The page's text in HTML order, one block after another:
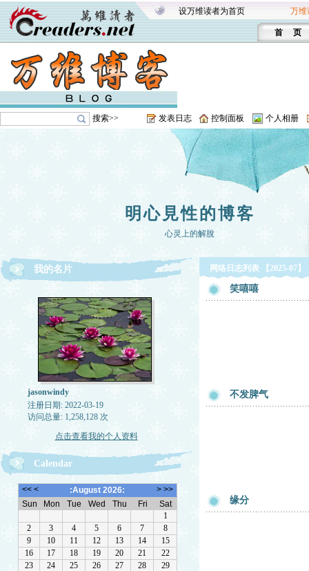
设万维读者为首页 万维
首 页
搜索>> 发表日志 控制面板 个人相册
明心見性的博客
心灵上的解脫
我的名片
jasonwindy
注册日期: 2022-03-19
访问总量: 1,258,128 次
点击查看我的个人资料
Calendar
网络日志列表 【2025-07】
笑嘻嘻
不发脾气
缘分